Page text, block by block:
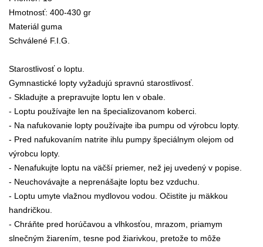
Hmotnosť: 400-430 gr
Materiál guma
Schválené F.I.G.
Starostlivosť o loptu.
Gymnastické lopty vyžadujú spravnú starostlivosť.
- Skladujte a prepravujte loptu len v obale.
- Loptu používajte len na špecializovanom koberci.
- Na nafukovanie lopty používajte iba pumpu od výrobcu lopty.
- Pred nafukovaním natrite ihlu pumpy špeciálnym olejom od
výrobcu lopty.
- Nenafukujte loptu na väčší priemer, než jej uvedený v popise.
- Neuchovávajte a neprenášajte loptu bez vzduchu.
- Loptu umyte vlažnou mydlovou vodou. Očistite ju mäkkou
handričkou.
- Chráňte pred horúčavou a vlhkosťou, mrazom, priamym
slnečným žiarením, tesne pod žiarivkou, pretože to môže